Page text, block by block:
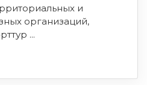
и
организаций,
...